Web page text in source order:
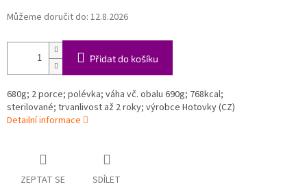
Můžeme doručit do: 12.8.2026
Přidat do košíku
680g; 2 porce; polévka; váha vč. obalu 690g; 768kcal;
sterilované; trvanlivost až 2 roky; výrobce Hotovky (CZ)
Detailní informace
ZEPTAT SE SDÍLET